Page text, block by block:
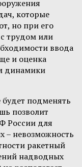
которые
но при его
трудом или
ввода
и оценка
динамики
подменять
позволит
России для
– невозможность
ракетный
надводных